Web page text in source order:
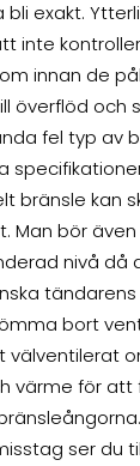
bli exakt.
inte
innan de
överflöd och
fel typ av
bränsle kan
Man bör
nivå då
tändarens
bort
välventilerat
värme för att
ser du